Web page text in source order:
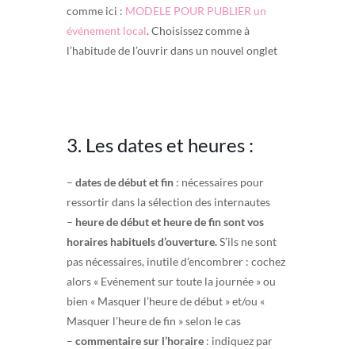
comme ici : MODELE POUR PUBLIER un
événement local. Choisissez comme à
l’habitude de l’ouvrir dans un nouvel onglet
3. Les dates et heures :
– dates de début et fin : nécessaires pour
ressortir dans la sélection des internautes
– heure de début et heure de fin sont vos
horaires habituels d’ouverture.S’ils ne sont
pas nécessaires, inutile d’encombrer : cochez
alors « Evénement sur toute la journée » ou
bien « Masquer l’heure de début » et/ou «
Masquer l’heure de fin » selon le cas
– commentaire sur l’horaire : indiquez par